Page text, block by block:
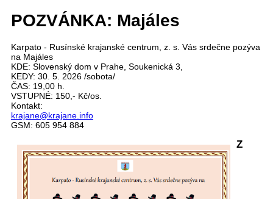
POZVÁNKA: Majáles
Karpato - Rusínské krajanské centrum, z. s. Vás srdečne pozýva
na Majáles
KDE: Slovenský dom v Prahe, Soukenická 3,
KEDY: 30. 5. 2026 /sobota/
ČAS: 19,00 h.
VSTUPNÉ: 150,- Kč/os.
Kontakt:
krajane@krajane.info
GSM: 605 954 884
Z